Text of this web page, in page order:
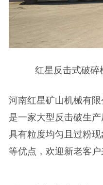
红星反击式破碎
河南红星矿山机械有
是一家大型反击破生
具有粒度均匀且过粉
等优点，欢迎新老客户